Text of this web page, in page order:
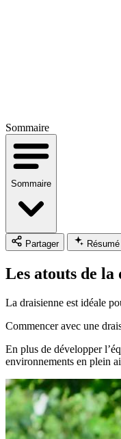
Sommaire
Sommaire
Partager
Les atouts de la
La draisienne est idéale
Commencer avec une
En plus de développer
environnements en plein